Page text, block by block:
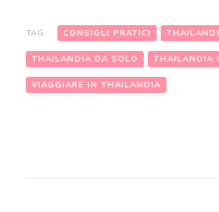
TAG: CONSIGLI PRATICI
THAILANDIA DA SOLO THAILANDIA
VIAGGIARE IN THAILANDIA